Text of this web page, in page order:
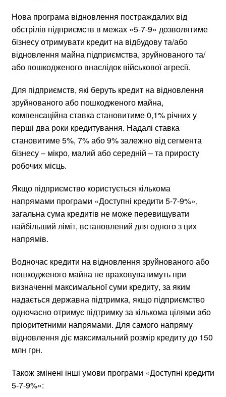
Нова програма відновлення постраждалих від
обстрілів підприємств в межах «5-7-9» дозволятиме
бізнесу отримувати кредит на відбудову та/або
відновлення майна підприємства, зруйнованого та/
або пошкодженого внаслідок військової агресії.
Для підприємств, які беруть кредит на відновлення
зруйнованого або пошкодженого майна,
компенсаційна ставка становитиме 0,1% річних у
перші два роки кредитування. Надалі ставка
становитиме 5%, 7% або 9% залежно від сегмента
бізнесу – мікро, малий або середній – та приросту
робочих місць.
Якщо підприємство користується кількома
напрямами програми «Доступні кредити 5-7-9%»,
загальна сума кредитів не може перевищувати
найбільший ліміт, встановлений для одного з цих
напрямів.
Водночас кредити на відновлення зруйнованого або
пошкодженого майна не враховуватимуть при
визначенні максимальної суми кредиту, за яким
надається державна підтримка, якщо підприємство
одночасно отримує підтримку за кількома цілями або
пріоритетними напрямами. Для самого напряму
відновлення діє максимальний розмір кредиту до 150
млн грн.
Також змінені інші умови програми «Доступні кредити
5-7-9%»: